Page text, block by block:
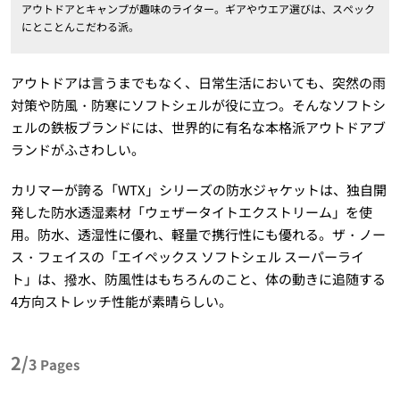
アウトドアとキャンプが趣味のライター。ギアやウエア選びは、スペック
にとことんこだわる派。
アウトドアは言うまでもなく、日常生活においても、突然の雨
対策や防風・防寒にソフトシェルが役に立つ。そんなソフトシ
ェルの鉄板ブランドには、世界的に有名な本格派アウトドアブ
ランドがふさわしい。
カリマーが誇る「WTX」シリーズの防水ジャケットは、独自開
発した防水透湿素材「ウェザータイトエクストリーム」を使
用。防水、透湿性に優れ、軽量で携行性にも優れる。ザ・ノー
ス・フェイスの「エイペックス ソフトシェル スーパーライ
ト」は、撥水、防風性はもちろんのこと、体の動きに追随する
4方向ストレッチ性能が素晴らしい。
2/3 Pages